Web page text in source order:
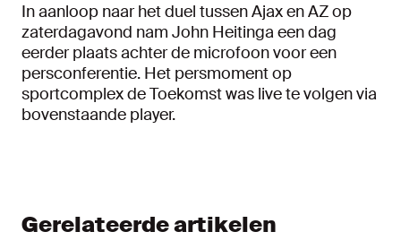
In aanloop naar het duel tussen Ajax en AZ op
zaterdagavond nam John Heitinga een dag
eerder plaats achter de microfoon voor een
persconferentie. Het persmoment op
sportcomplex de Toekomst was live te volgen via
bovenstaande player.
Gerelateerde artikelen